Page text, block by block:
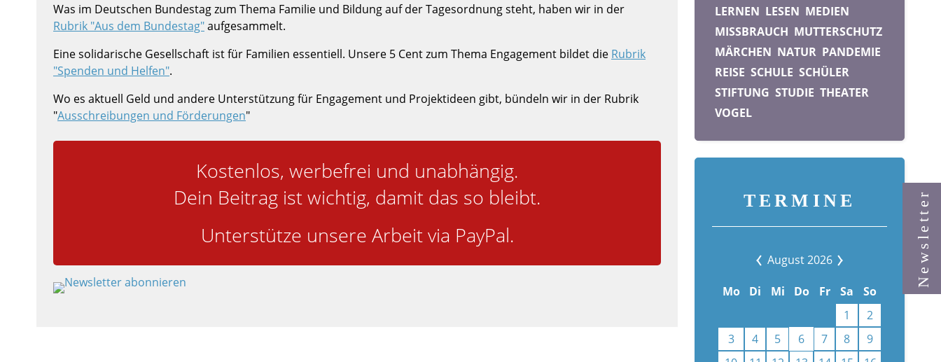
Was im Deutschen Bundestag zum Thema Familie und Bildung auf der Tagesordnung steht, haben wir in der
Rubrik "Aus dem Bundestag"aufgesammelt.
Eine solidarische Gesellschaft ist für Familien essentiell. Unsere 5 Cent zum Thema Engagement bildet die Rubrik
"Spenden und Helfen".
Wo es aktuell Geld und andere Unterstützung für Engagement und Projektideen gibt, bündeln wir in der Rubrik
"Ausschreibungen und Förderungen"
Kostenlos, werbefrei und unabhängig.
Dein Beitrag ist wichtig, damit das so bleibt.
Unterstütze unsere Arbeit via PayPal.
LERNEN LESEN MEDIEN
MISSBRAUCH MUTTERSCHUTZ
MÄRCHEN NATUR PANDEMIE
REISE SCHULE SCHÜLER
STIFTUNG STUDIE THEATER
VOGEL
TERMINE
August 2026
Mo Di Mi Do Fr Sa
So
1
2
3
4 5 6 7 8
9
Newsletter